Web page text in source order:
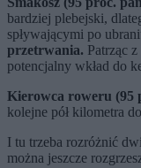
bardziej plebejski,
spływającymi po
przetrwania. Patrząc
potencjalny wkład do
Kierowca roweru (95
kolejne pół kilometra
I tu trzeba rozróżnić
można jeszcze